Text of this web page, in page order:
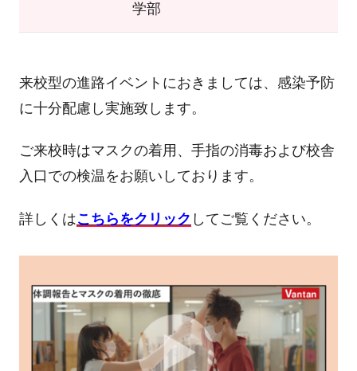
学部
来校型の進路イベントにおきましては、感染予防
に十分配慮し実施致します。
ご来校時はマスクの着用、手指の消毒および校舎
入口での検温をお願いしております。
詳しくはこちらをクリック してご覧ください。